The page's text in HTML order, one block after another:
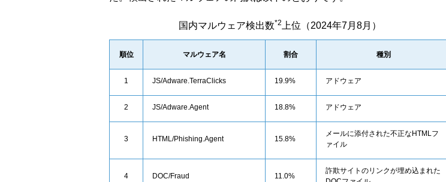
国内マルウェア検出数*2 上位（2024年7月8月）
順位 マルウェア名 割合 種別
1 JS/Adware.TerraClicks 19.9% アドウェア
2 JS/Adware.Agent 18.8% アドウェア
3 HTML/Phishing.Agent 15.8%
メールに添付された不正なHTMLフ
ァイル
4 DOC/Fraud 11.0%
詐欺サイトのリンクが埋め込まれた